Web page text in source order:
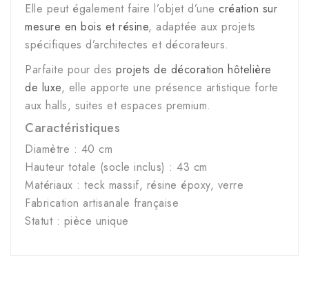
Elle peut également faire l’objet d’une création sur
mesure en bois et résine, adaptée aux projets
spécifiques d’architectes et décorateurs.
Parfaite pour des projets de décoration hôtelière
de luxe, elle apporte une présence artistique forte
aux halls, suites et espaces premium.
Caractéristiques
Diamètre : 40 cm
Hauteur totale (socle inclus) : 43 cm
Matériaux : teck massif, résine époxy, verre
Fabrication artisanale française
Statut : pièce unique